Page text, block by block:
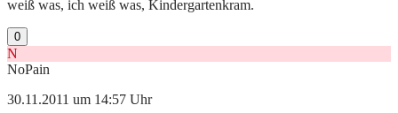
weiß was, ich weiß was, Kindergartenkram.
0
N
NoPain
30.11.2011 um 14:57 Uhr